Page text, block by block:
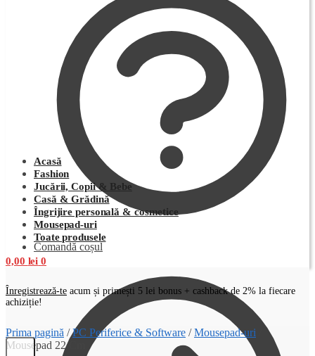
Comandă coșul
Acasă
Fashion
Jucării, Copii & Bebe
Casă & Grădină
Îngrijire personală & cosmetice
Mousepad-uri
Toate produsele
0,00 lei 0
Înregistrează-te acum și primești 5 lei bonus + cashback de 2% la fiecare
achiziție!
Prima pagină /PC Periferice & Software /Mousepad-uri
Mousepad 22 Cm